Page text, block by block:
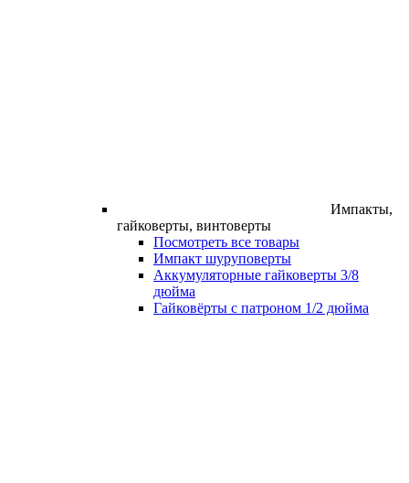
Импакты,
гайковерты, винтоверты
Посмотреть все товары
Импакт шуруповерты
Аккумуляторные гайковерты 3/8
дюйма
Гайковёрты с патроном 1/2 дюйма